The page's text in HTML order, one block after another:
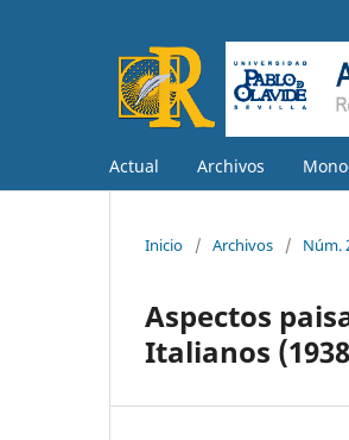
Actual Archivos
Inicio / Archivos / Núm.
Aspectos
Italianos